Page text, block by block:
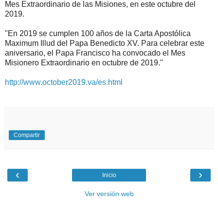
Mes Extraordinario de las Misiones, en este octubre del
2019.
"En 2019 se cumplen 100 años de la Carta Apostólica
Maximum Illud del Papa Benedicto XV. Para celebrar este
aniversario, el Papa Francisco ha convocado el Mes
Misionero Extraordinario en octubre de 2019."
http://www.october2019.va/es.html
Compartir
‹ ›
Inicio
Ver versión web